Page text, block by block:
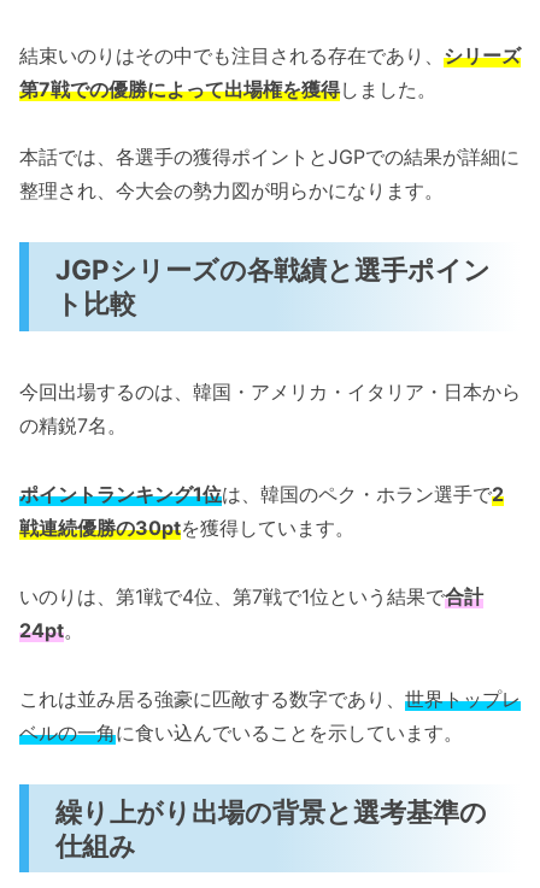
結束いのりはその中でも注目される存在であり、 シリーズ
第7戦での優勝によって出場権を獲得しました。
本話では、各選手の獲得ポイントとJGPでの結果が詳細に
整理され、今大会の勢力図が明らかになります。
JGPシリーズの各戦績と選手ポイン
ト比較
今回出場するのは、韓国・アメリカ・イタリア・日本から
の精鋭7名。
ポイントランキング1位は、韓国のペク・ホラン選手で2
戦連続優勝の30ptを獲得しています。
いのりは、第1戦で4位、第7戦で1位という結果で合計
24pt。
これは並み居る強豪に匹敵する数字であり、 世界トップレ
ベルの一角に食い込んでいることを示しています。
繰り上がり出場の背景と選考基準の
仕組み